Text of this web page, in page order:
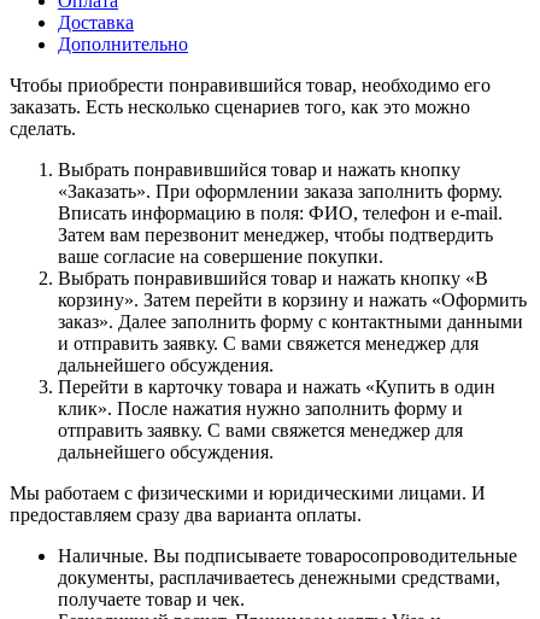
Доставка
Дополнительно
Чтобы приобрести понравившийся товар, необходимо его
заказать. Есть несколько сценариев того, как это можно
сделать.
Выбрать понравившийся товар и нажать кнопку
«Заказать». При оформлении заказа заполнить форму.
Вписать информацию в поля: ФИО, телефон и e-mail.
Затем вам перезвонит менеджер, чтобы подтвердить
ваше согласие на совершение покупки.
Выбрать понравившийся товар и нажать кнопку «В
корзину». Затем перейти в корзину и нажать «Оформить
заказ». Далее заполнить форму с контактными данными
и отправить заявку. С вами свяжется менеджер для
дальнейшего обсуждения.
Перейти в карточку товара и нажать «Купить в один
клик». После нажатия нужно заполнить форму и
отправить заявку. С вами свяжется менеджер для
дальнейшего обсуждения.
Мы работаем с физическими и юридическими лицами. И
предоставляем сразу два варианта оплаты.
Наличные. Вы подписываете товаросопроводительные
документы, расплачиваетесь денежными средствами,
получаете товар и чек.